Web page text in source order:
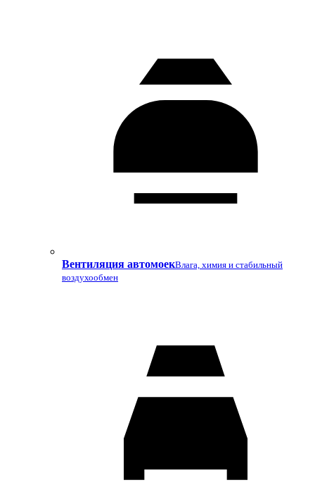
Вентиляция автомоекВлага, химия и стабильный
воздухообмен